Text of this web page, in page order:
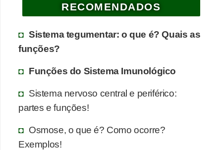
RECOMENDADOS
Sistema tegumentar: o que é? Quais as
funções?
Funções do Sistema Imunológico
Sistema nervoso central e periférico:
partes e funções!
Osmose, o que é? Como ocorre?
Exemplos!